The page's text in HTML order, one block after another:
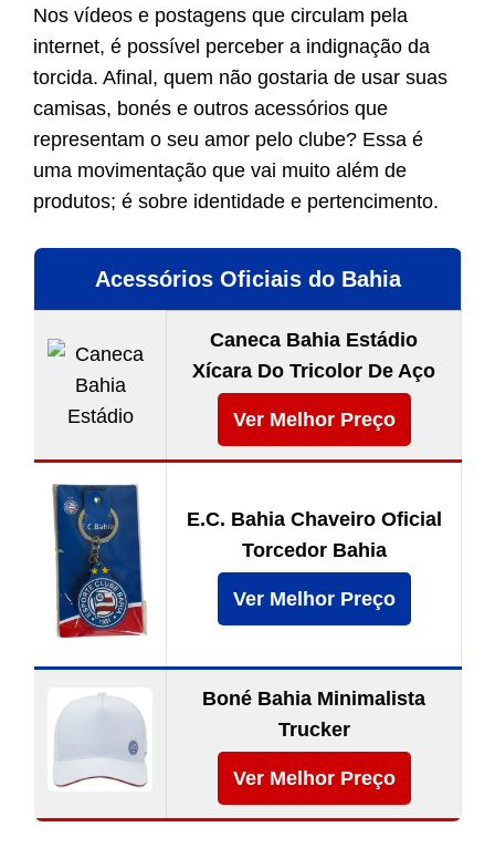
Nos vídeos e postagens que circulam pela
internet, é possível perceber a indignação da
torcida. Afinal, quem não gostaria de usar suas
camisas, bonés e outros acessórios que
representam o seu amor pelo clube? Essa é
uma movimentação que vai muito além de
produtos; é sobre identidade e pertencimento.
Acessórios Oficiais do Bahia
Caneca Bahia Estádio
Xícara Do Tricolor De Aço
Ver Melhor Preço
E.C. Bahia Chaveiro Oficial
Torcedor Bahia
Ver Melhor Preço
Boné Bahia Minimalista
Trucker
Ver Melhor Preço